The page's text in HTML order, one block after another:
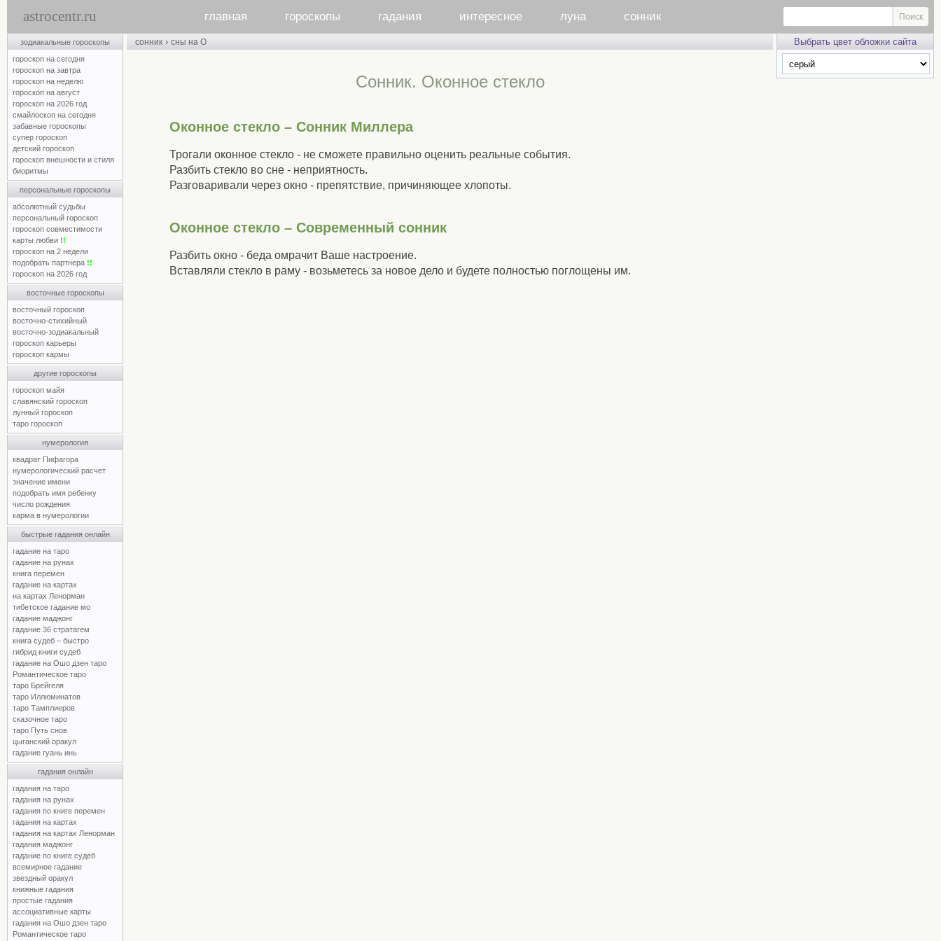
astrocentr.ru главная гороскопы гадания интересное луна сонник
зодиакальные гороскопы
гороскоп на сегодня
гороскоп на завтра
гороскоп на неделю
гороскоп на август
гороскоп на 2026 год
смайлоскоп на сегодня
забавные гороскопы
супер гороскоп
детский гороскоп
гороскоп внешности и стиля
биоритмы
персональные гороскопы
абсолютный судьбы
персональный гороскоп
гороскоп совместимости
карты любви !!
гороскоп на 2 недели
подобрать партнера !!
гороскоп на 2026 год
восточные гороскопы
восточный гороскоп
восточно-стихийный
восточно-зодиакальный
гороскоп карьеры
гороскоп кармы
другие гороскопы
гороскоп майя
славянский гороскоп
лунный гороскоп
таро гороскоп
нумерология
квадрат Пифагора
нумерологический расчет
значение имени
подобрать имя ребенку
число рождения
карма в нумерологии
быстрые гадания онлайн
гадание на таро
гадание на рунах
книга перемен
гадание на картах
на картах Ленорман
тибетское гадание мо
гадание маджонг
гадание 36 стратагем
книга судеб – быстро
гибрид книги судеб
гадание на Ошо дзен таро
Романтическое таро
таро Брейгеля
таро Иллюминатов
таро Тамплиеров
сказочное таро
таро Путь снов
цыганский оракул
гадание гуань инь
гадания онлайн
гадания на таро
гадания на рунах
гадания по книге перемен
гадания на картах
гадания на картах Ленорман
гадания маджонг
гадание по книге судеб
всемирное гадание
звездный оракул
книжные гадания
простые гадания
ассоциативные карты
гадания на Ошо дзен таро
Романтическое таро
сонник › сны на О
Cонник. Оконное стекло
Оконное стекло – Сонник Миллера
Трогали оконное стекло - не сможете правильно оценить реальные события.
Разбить стекло во сне - неприятность.
Разговаривали через окно - препятствие, причиняющее хлопоты.
Оконное стекло – Современный сонник
Разбить окно - беда омрачит Ваше настроение.
Вставляли стекло в раму - возьметесь за новое дело и будете полностью поглощены им.
Выбрать цвет обложки сайта